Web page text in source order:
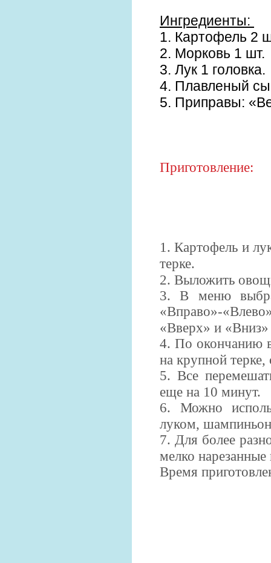
Ингредиенты:
1. Картофель 2
2. Морковь 1 шт.
3. Лук 1 головка.
4. Плавленый
5. Приправы:
Приготовление:
1. Картофель и
терке.
2. Выложить
3. В меню
«Вправо»-
«Вверх» и
4. По окончанию
на крупной терке,
5. Все
еще на 10 минут.
6.
Можно
луком,
7. Для более
мелко
Время